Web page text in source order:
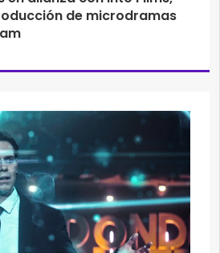
de microdramas